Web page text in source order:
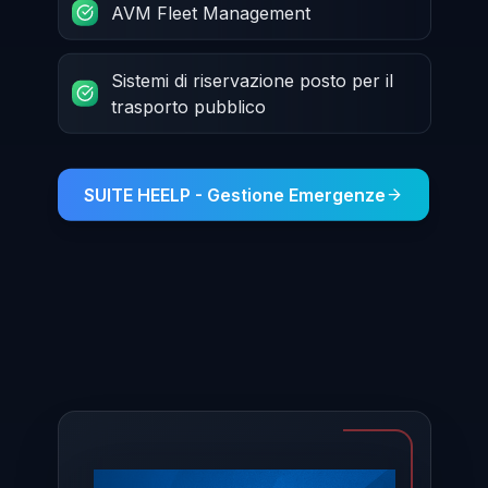
AVM Fleet Management
Sistemi di riservazione posto per il
trasporto pubblico
SUITE HEELP - Gestione Emergenze